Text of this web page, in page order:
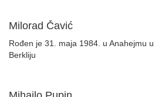
Milorad Čavić
Rođen je 31. maja 1984. u Anahejmu
Berkliju